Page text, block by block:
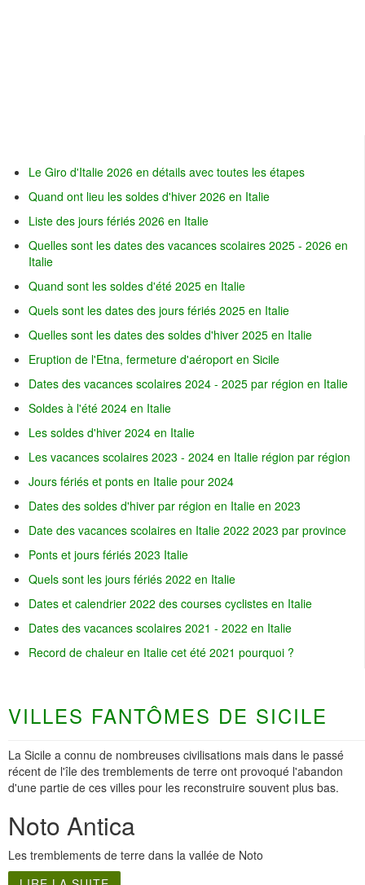
Le Giro d'Italie 2026 en détails avec toutes les étapes
Quand ont lieu les soldes d'hiver 2026 en Italie
Liste des jours fériés 2026 en Italie
Quelles sont les dates des vacances scolaires 2025 - 2026 en
Italie
Quand sont les soldes d'été 2025 en Italie
Quels sont les dates des jours fériés 2025 en Italie
Quelles sont les dates des soldes d'hiver 2025 en Italie
Eruption de l'Etna, fermeture d'aéroport en Sicile
Dates des vacances scolaires 2024 - 2025 par région en Italie
Soldes à l'été 2024 en Italie
Les soldes d'hiver 2024 en Italie
Les vacances scolaires 2023 - 2024 en Italie région par région
Jours fériés et ponts en Italie pour 2024
Dates des soldes d'hiver par région en Italie en 2023
Date des vacances scolaires en Italie 2022 2023 par province
Ponts et jours fériés 2023 Italie
Quels sont les jours fériés 2022 en Italie
Dates et calendrier 2022 des courses cyclistes en Italie
Dates des vacances scolaires 2021 - 2022 en Italie
Record de chaleur en Italie cet été 2021 pourquoi ?
VILLES FANTÔMES DE SICILE
La Sicile a connu de nombreuses civilisations mais dans le passé
récent de l'île des tremblements de terre ont provoqué l'abandon
d'une partie de ces villes pour les reconstruire souvent plus bas.
Noto Antica
Les tremblements de terre dans la vallée de Noto